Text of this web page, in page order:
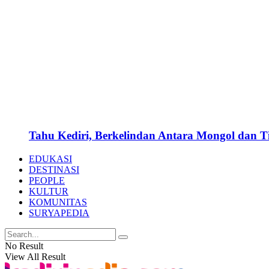
Tahu Kediri, Berkelindan Antara Mongol dan
EDUKASI
DESTINASI
PEOPLE
KULTUR
KOMUNITAS
SURYAPEDIA
No Result
View All Result